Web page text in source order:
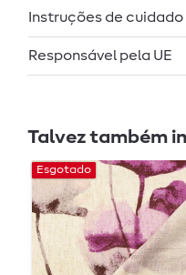
Instruções de cuidado
Responsável pela UE
Talvez também
Esgotado